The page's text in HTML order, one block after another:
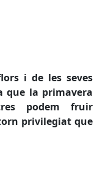
i de les seves
que la primavera
podem fruir
privilegiat que